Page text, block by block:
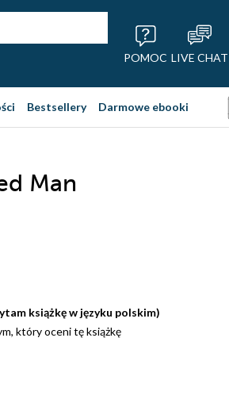
POMOC LIVE CHAT
Bestsellery Darmowe ebooki
Man
książkę w języku polskim)
który oceni tę książkę